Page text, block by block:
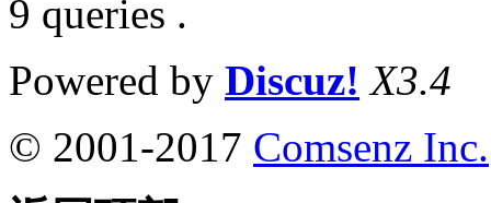
9 queries .
Powered by Discuz! X3.4
© 2001-2017 Comsenz Inc.